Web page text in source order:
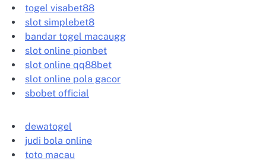
togel visabet88
slot simplebet8
bandar togel macaugg
slot online pionbet
slot online qq88bet
slot online pola gacor
sbobet official
dewatogel
judi bola online
toto macau